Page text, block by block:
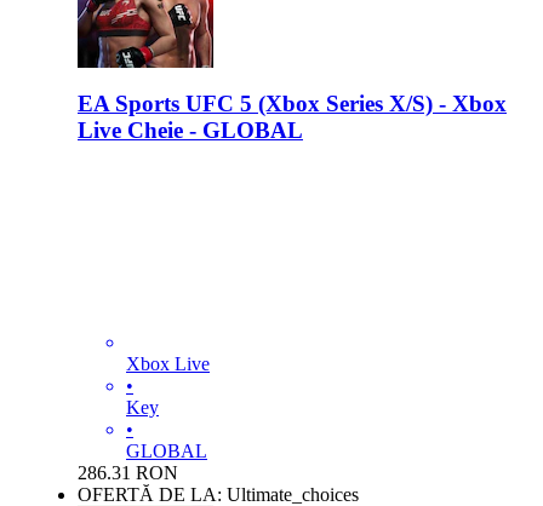
EA Sports UFC 5 (Xbox Series X/S) - Xbox
Live Cheie - GLOBAL
Xbox Live
•
Key
•
GLOBAL
286.31 RON
OFERTĂ DE LA: Ultimate_choices